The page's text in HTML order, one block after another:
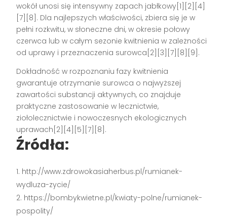
wokół unosi się intensywny zapach jabłkowy[1][2][4]
[7][8]. Dla najlepszych właściwości, zbiera się je w
pełni rozkwitu, w słoneczne dni, w okresie połowy
czerwca lub w całym sezonie kwitnienia w zależności
od uprawy i przeznaczenia surowca[2][3][7][8][9].
Dokładność w rozpoznaniu fazy kwitnienia
gwarantuje otrzymanie surowca o najwyższej
zawartości substancji aktywnych, co znajduje
praktyczne zastosowanie w lecznictwie,
ziołolecznictwie i nowoczesnych ekologicznych
uprawach[2][4][5][7][8].
Źródła:
http://www.zdrowokasiaherbus.pl/rumianek-
wydluza-zycie/
https://bombykwietne.pl/kwiaty-polne/rumianek-
pospolity/